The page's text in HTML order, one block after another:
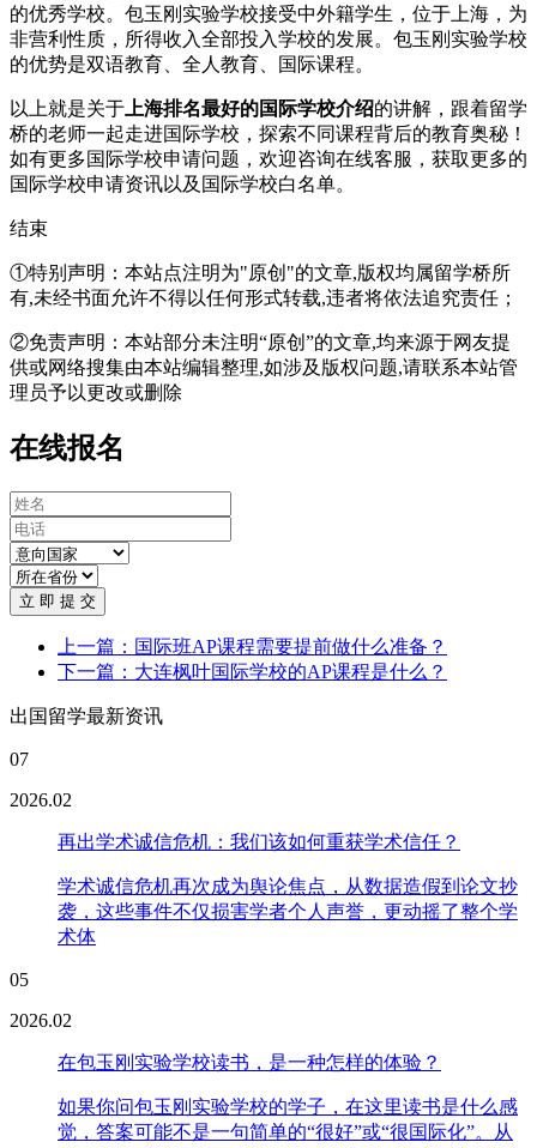
的优秀学校。包玉刚实验学校接受中外籍学生，位于上海，为
非营利性质，所得收入全部投入学校的发展。包玉刚实验学校
的优势是双语教育、全人教育、国际课程。
以上就是关于 上海排名最好的国际学校介绍的讲解，跟着留学
桥的老师一起走进国际学校，探索不同课程背后的教育奥秘！
如有更多国际学校申请问题，欢迎咨询在线客服 ，获取更多的
国际学校申请资讯以及国际学校白名单。
结束
①特别声明：本站点注明为"原创"的文章,版权均属留学桥所
有,未经书面允许不得以任何形式转载,违者将依法追究责任；
②免责声明：本站部分未注明“原创”的文章,均来源于网友提
供或网络搜集由本站编辑整理,如涉及版权问题,请联系本站管
理员予以更改或删除
在线报名
立 即 提 交
上一篇：国际班AP课程需要提前做什么准备？
下一篇：大连枫叶国际学校的AP课程是什么？
出国留学最新资讯
07
2026.02
再出学术诚信危机：我们该如何重获学术信任？
学术诚信危机再次成为舆论焦点，从数据造假到论文抄
袭，这些事件不仅损害学者个人声誉，更动摇了整个学
术体
05
2026.02
在包玉刚实验学校读书，是一种怎样的体验？
如果你问包玉刚实验学校的学子，在这里读书是什么感
觉，答案可能不是一句简单的“很好”或“很国际化”。从